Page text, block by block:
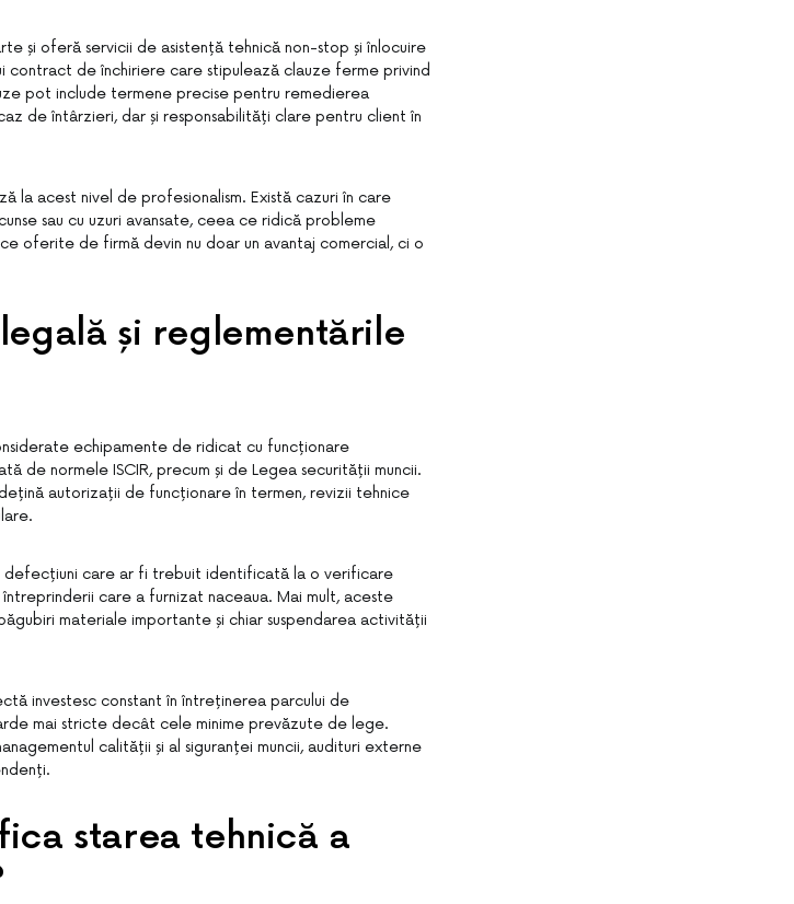
și oferă servicii de asistență tehnică non-stop și înlocuire
contract de închiriere care stipulează clauze ferme privind
pot include termene precise pentru remedierea
de întârzieri, dar și responsabilități clare pentru client în
la acest nivel de profesionalism. Există cazuri în care
sau cu uzuri avansate, ceea ce ridică probleme
oferite de firmă devin nu doar un avantaj comercial, ci o
și reglementările
echipamente de ridicat cu funcționare
de normele ISCIR, precum și de Legea securității muncii.
autorizații de funcționare în termen, revizii tehnice
defecțiuni care ar fi trebuit identificată la o verificare
care a furnizat naceaua. Mai mult, aceste
materiale importante și chiar suspendarea activității
investesc constant în întreținerea parcului de
mai stricte decât cele minime prevăzute de lege.
calității și al siguranței muncii, audituri externe
starea tehnică a